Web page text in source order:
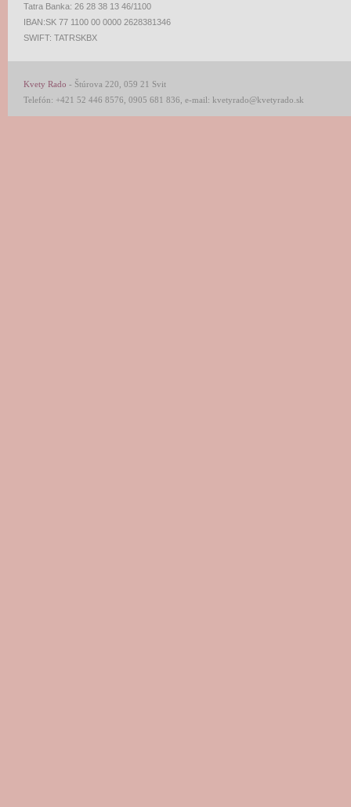
Tatra Banka: 26 28 38 13 46/1100
IBAN:SK 77 1100 00 0000 2628381346
SWIFT: TATRSKBX
Kvety Rado - Štúrova 220, 059 21 Svit
Telefón: +421 52 446 8576, 0905 681 836, e-mail: kvetyrado@kvetyrado.sk